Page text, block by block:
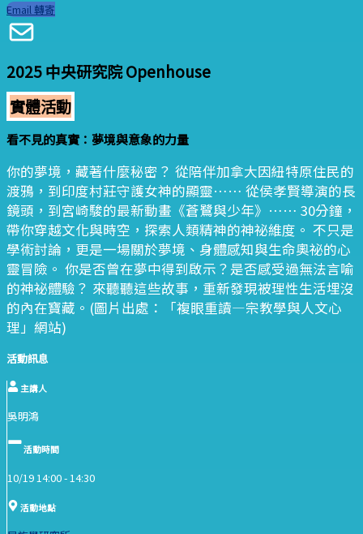
Email 轉寄
2025 中央研究院 Openhouse
實體活動
看不見的真實：夢境與意象的力量
你的夢境，藏著什麼秘密？ 從陪伴加拿大因紐特原住民的
渡鴉，到印度村莊守護女神的顯靈…… 從侯孝賢導演的長
鏡頭，到宮崎駿的最新動畫《蒼鷺與少年》…… 30分鐘，
帶你穿越文化與時空，探索人類精神的神祕維度。 不只是
學術討論，更是一場關於夢境、身體感知與生命奧祕的心
靈冒險。 你是否曾在夢中得到啟示？是否感受過無法言喻
的神祕體驗？ 來聽聽這些故事，重新發現被理性生活埋沒
的內在寶藏。(圖片出處：「複眼重讀—宗教學與人文心
理」網站)
活動訊息
主講人
吳明鴻
活動時間
10/19 14:00 -14:30
活動地點